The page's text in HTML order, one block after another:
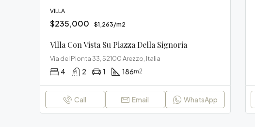
VILLA
$235,000 $1,263/m2
Villa Con Vista Su Piazza Della Signoria
Via del Pionta 33, 52100 Arezzo, Italia
4 2 1 186m2
Call Email WhatsApp